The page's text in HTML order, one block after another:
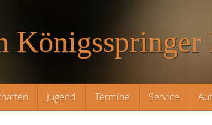
Jugend Termine Service